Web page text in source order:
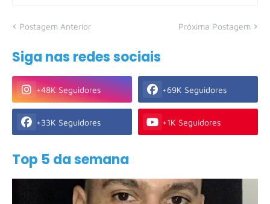
Postagem Anterior Próxima Postagem
Siga nas redes sociais
+48K Seguidores +69K Seguidores
+33K Seguidores +1K Seguidores
Top 5 da semana